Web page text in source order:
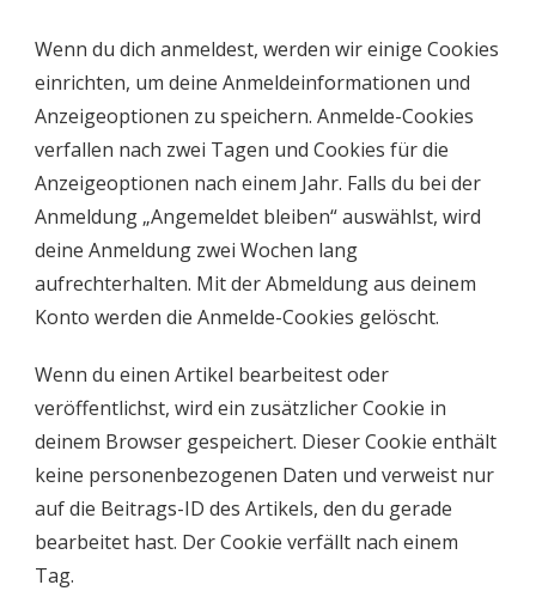
Wenn du dich anmeldest, werden wir einige Cookies
einrichten, um deine Anmeldeinformationen und
Anzeigeoptionen zu speichern. Anmelde-Cookies
verfallen nach zwei Tagen und Cookies für die
Anzeigeoptionen nach einem Jahr. Falls du bei der
Anmeldung „Angemeldet bleiben“ auswählst, wird
deine Anmeldung zwei Wochen lang
aufrechterhalten. Mit der Abmeldung aus deinem
Konto werden die Anmelde-Cookies gelöscht.
Wenn du einen Artikel bearbeitest oder
veröffentlichst, wird ein zusätzlicher Cookie in
deinem Browser gespeichert. Dieser Cookie enthält
keine personenbezogenen Daten und verweist nur
auf die Beitrags-ID des Artikels, den du gerade
bearbeitet hast. Der Cookie verfällt nach einem
Tag.